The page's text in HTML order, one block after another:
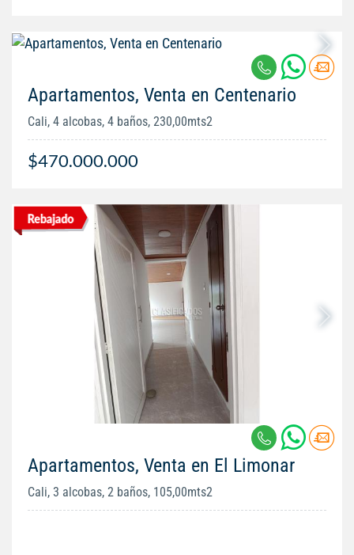
Apartamentos, Venta en Centenario
Cali, 4 alcobas, 4 baños, 230,00mts2
$470.000.000
Apartamentos, Venta en El Limonar
Cali, 3 alcobas, 2 baños, 105,00mts2